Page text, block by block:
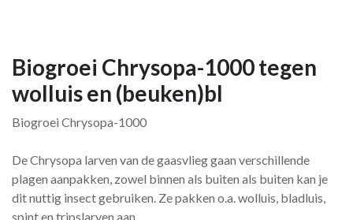
Biogroei Chrysopa-1000 tegen
wolluis en (beuken)bl
Biogroei Chrysopa-1000
De Chrysopa larven van de gaasvlieg gaan verschillende
plagen aanpakken, zowel binnen als buiten als buiten kan je
dit nuttig insect gebruiken. Ze pakken o.a. wolluis, bladluis,
spint en tripslarven aan.